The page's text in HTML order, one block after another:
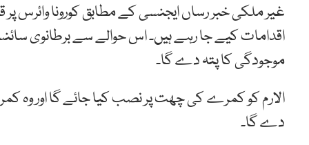
غیر ملکی خبر رساں ایجنسی کے مطابق کورونا وائرس
اقدامات کیے جا رہے ہیں۔ اس حوالے سے برطانوی
موجودگی کا پتہ دے گا۔
دے گا۔